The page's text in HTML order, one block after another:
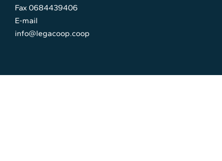
Fax 0684439406
E-mail
info@legacoop.coop